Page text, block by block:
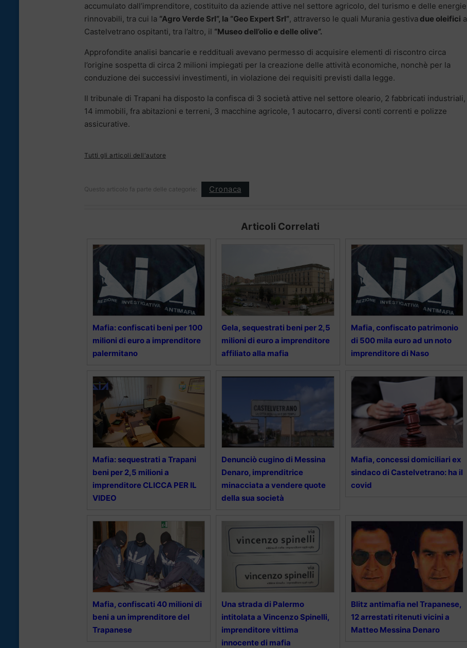
accumulato dall’imprenditore, costituito da aziende attive nel settore agricolo, del turismo e delle energie
rinnovabili, tra cui la “Agro Verde Srl”, la “Geo Expert Srl”, attraverso le quali Murania gestiva due oleifici a
Castelvetrano ospitanti, tra l’altro, il “Museo dell’olio e delle olive”.
Approfondite analisi bancarie e reddituali avevano permesso di acquisire elementi di riscontro circa
l’origine sospetta di circa 2 milioni impiegati per la creazione delle attività economiche, nonchè per la
conduzione dei successivi investimenti, in violazione dei requisiti previsti dalla legge.
Il tribunale di Trapani ha disposto la confisca di 3 società attive nel settore oleario, 2 fabbricati industriali,
14 immobili, fra abitazioni e terreni, 3 macchine agricole, 1 autocarro, diversi conti correnti e polizze
assicurative.
Tutti gli articoli dell'autore
Questo articolo fa parte delle categorie: Cronaca
Articoli Correlati
Mafia: confiscati beni per 100
milioni di euro a imprenditore
palermitano
Gela, sequestrati beni per 2,5
milioni di euro a imprenditore
affiliato alla mafia
Mafia, confiscato patrimonio
di 500 mila euro ad un noto
imprenditore di Naso
Mafia: sequestrati a Trapani
beni per 2,5 milioni a
imprenditore CLICCA PER IL
VIDEO
Denunciò cugino di Messina
Denaro, imprenditrice
minacciata a vendere quote
della sua società
Mafia, concessi domiciliari ex
sindaco di Castelvetrano: ha il
covid
Mafia, confiscati 40 milioni di
beni a un imprenditore del
Trapanese
Una strada di Palermo
intitolata a Vincenzo Spinelli,
imprenditore vittima
innocente di mafia
Blitz antimafia nel Trapanese,
12 arrestati ritenuti vicini a
Matteo Messina Denaro